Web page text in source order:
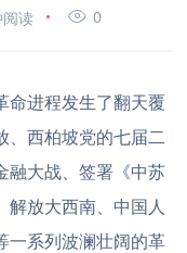
读 0
命进程发生了翻天覆
、西柏坡党的七届二
融大战、签署《中苏
解放大西南、中国人
一系列波澜壮阔的革